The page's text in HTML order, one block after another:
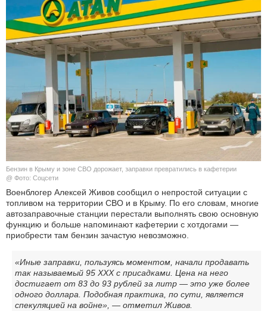
ЭКОНОМИКА
В МИРЕ
ОБЩЕСТВО
КУЛЬТУРА
НАУКА
АВТО И МОТО
ЭГОИЗМ
Бензин в Крыму и зоне СВО дорожает, заправки превратились в кафетерии
@ Фото: Соцсети
Военблогер Алексей Живов сообщил о непростой ситуации с
топливом на территории СВО и в Крыму. По его словам, многие
автозаправочные станции перестали выполнять свою основную
функцию и больше напоминают кафетерии с хотдогами —
приобрести там бензин зачастую невозможно.
«Иные заправки, пользуясь моментом, начали продавать
так называемый 95 XXX с присадками. Цена на него
достигает от 83 до 93 рублей за литр — это уже более
одного доллара. Подобная практика, по сути, является
спекуляцией на войне», — отметил Живов.